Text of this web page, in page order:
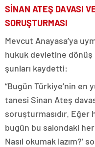
SİNAN ATEŞ DAVASI
SORUŞTURMASI
Mevcut Anayasa’ya
hukuk devletine dönüş
şunları kaydetti:
“Bugün Türkiye’nin
tanesi Sinan Ateş
soruşturmasıdır.
bugün bu salondaki
Nasıl okumak lazım?’